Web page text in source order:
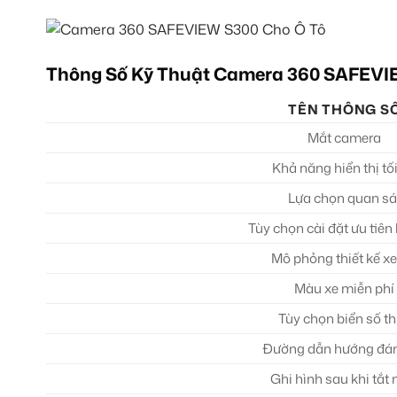
Thông Số Kỹ Thuật Camera 360
TÊN THÔNG
Mắt camera
Khả năng hiển thị
Lựa chọn quan
Tùy chọn cài đặt ưu tiên
Mô phỏng thiết kế
Màu xe miễn phí
Tùy chọn biển số
Đường dẫn hướng
Ghi hình sau khi tắt